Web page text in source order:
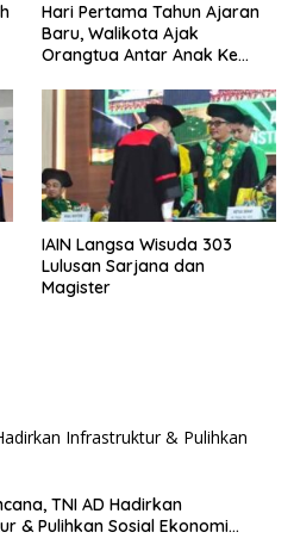
Hari Pertama Tahun Ajaran
Baru, Walikota Ajak
Orangtua Antar Anak Ke
IAIN Langsa Wisuda 303
Lulusan Sarjana dan
Magister
TNI AD Hadirkan
& Pulihkan Sosial Ekonomi